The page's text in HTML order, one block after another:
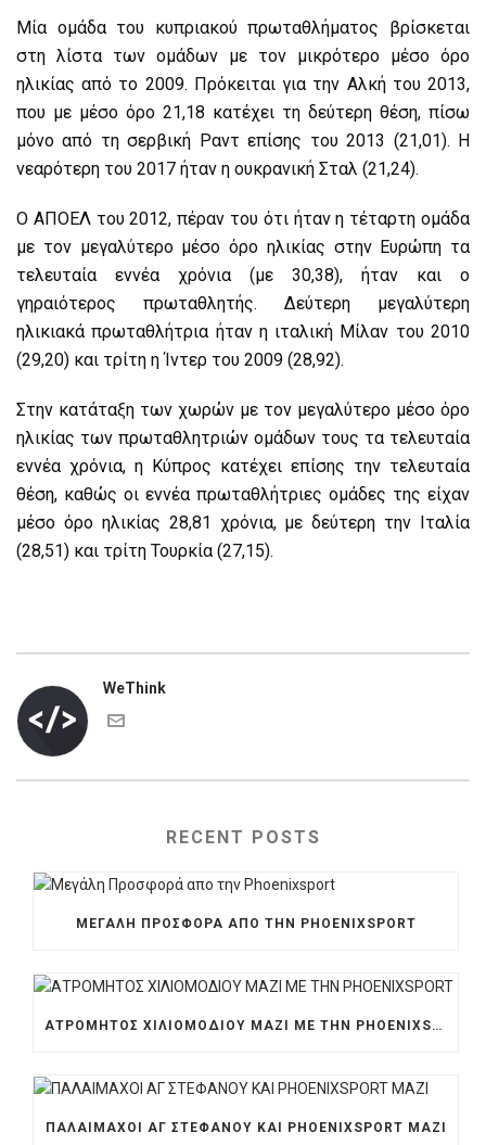
Μία ομάδα του κυπριακού πρωταθλήματος βρίσκεται
στη λίστα των ομάδων με τον μικρότερο μέσο όρο
ηλικίας από το 2009. Πρόκειται για την Αλκή του 2013,
που με μέσο όρο 21,18 κατέχει τη δεύτερη θέση, πίσω
μόνο από τη σερβική Ραντ επίσης του 2013 (21,01). Η
νεαρότερη του 2017 ήταν η ουκρανική Σταλ (21,24).
Ο ΑΠΟΕΛ του 2012, πέραν του ότι ήταν η τέταρτη ομάδα
με τον μεγαλύτερο μέσο όρο ηλικίας στην Ευρώπη τα
τελευταία εννέα χρόνια (με 30,38), ήταν και ο
γηραιότερος πρωταθλητής. Δεύτερη μεγαλύτερη
ηλικιακά πρωταθλήτρια ήταν η ιταλική Μίλαν του 2010
(29,20) και τρίτη η Ίντερ του 2009 (28,92).
Στην κατάταξη των χωρών με τον μεγαλύτερο μέσο όρο
ηλικίας των πρωταθλητριών ομάδων τους τα τελευταία
εννέα χρόνια, η Κύπρος κατέχει επίσης την τελευταία
θέση, καθώς οι εννέα πρωταθλήτριες ομάδες της είχαν
μέσο όρο ηλικίας 28,81 χρόνια, με δεύτερη την Ιταλία
(28,51) και τρίτη Τουρκία (27,15).
WeThink
RECENT POSTS
ΜΕΓΆΛΗ ΠΡΟΣΦΟΡΆ ΑΠΟ ΤΗΝ PHOENIXSPORT
ΑΤΡΟΜΗΤΟΣ ΧΙΛΙΟΜΟΔΙΟΥ ΜΑΖΙ ΜΕ ΤΗΝ PHOENIXSPORT
ΠΑΛΑΙΜΑΧΟΙ ΑΓ ΣΤΕΦΑΝΟΥ ΚΑΙ PHOENIXSPORT ΜΑΖΙ